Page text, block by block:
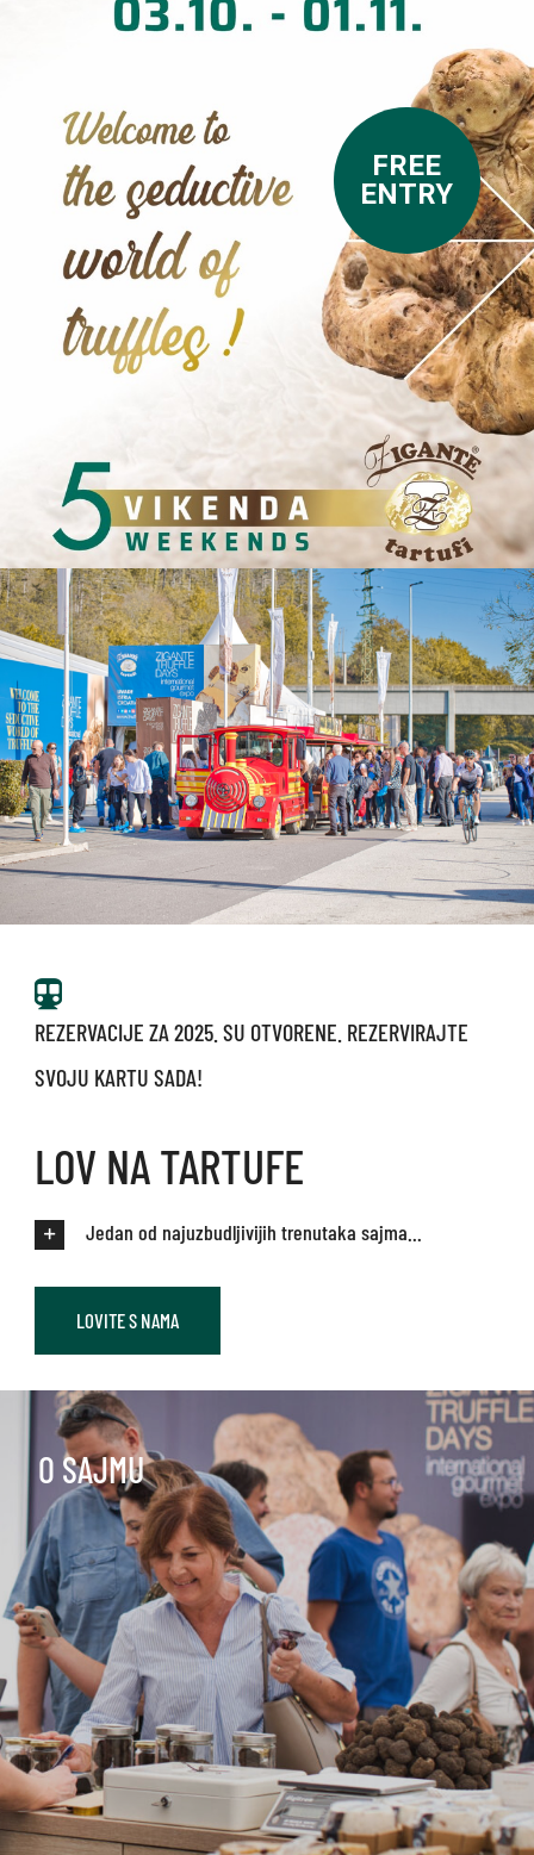
Kontakt
FREE
ENTRY
REZERVACIJE ZA 2025. SU OTVORENE. REZERVIRAJTE
SVOJU KARTU SADA!
LOV NA TARTUFE
Jedan od najuzbudljivijih trenutaka sajma...
LOVITE S NAMA
O SAJMU